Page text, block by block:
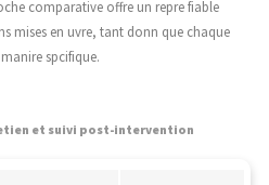
comparative offre un repre fiable
mises en uvre, tant donn que chaque
spcifique.
et suivi post-intervention